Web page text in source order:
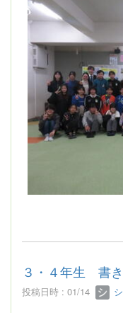
３・４年生 書
投稿日時 : 01/14